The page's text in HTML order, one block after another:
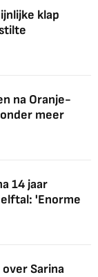
klap
na Oranje-
meer
14 jaar
'Enorme
Sarina